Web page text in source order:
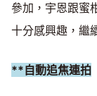
參加，宇恩跟蜜
十分感興趣，繼
**自動追焦連拍